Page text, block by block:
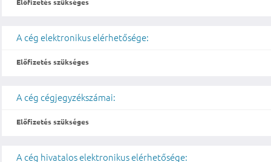
A cég elektronikus elérhetősége:
Előfizetés szükséges
A cég cégjegyzékszámai:
Előfizetés szükséges
A cég hivatalos elektronikus elérhetősége: